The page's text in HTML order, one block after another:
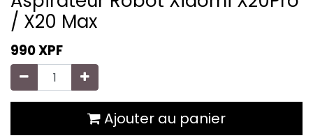
/ X20 Max
990XPF
Ajouter au panier